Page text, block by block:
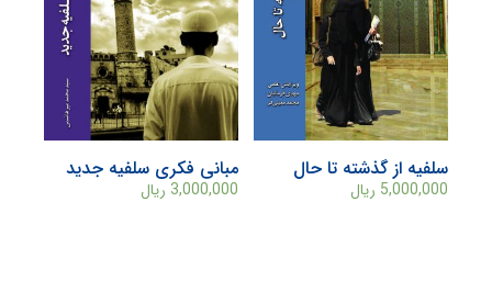
سلفیه از گذشته تا حال
5,000,000 ریال
مبانی فکری سلفیه جدید
3,000,000 ریال